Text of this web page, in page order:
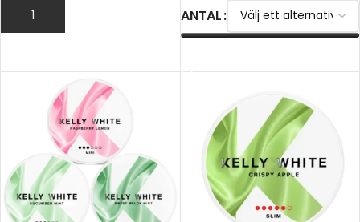
LÄGG TILL I VARUKORG ANTAL